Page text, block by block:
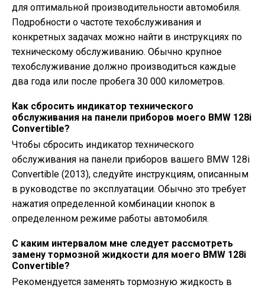
для оптимальной производительности автомобиля.
Подробности о частоте техобслуживания и
конкретных задачах можно найти в инструкциях по
техническому обслуживанию. Обычно крупное
техобслуживание должно производиться каждые
два года или после пробега 30 000 километров.
Как сбросить индикатор технического
обслуживания на панели приборов моего BMW 128i
Convertible?
Чтобы сбросить индикатор технического
обслуживания на панели приборов вашего BMW 128i
Convertible (2013), следуйте инструкциям, описанным
в руководстве по эксплуатации. Обычно это требует
нажатия определенной комбинации кнопок в
определенном режиме работы автомобиля.
С каким интервалом мне следует рассмотреть
замену тормозной жидкости для моего BMW 128i
Convertible?
Рекомендуется заменять тормозную жидкость в